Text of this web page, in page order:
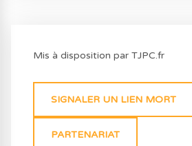
Mis à disposition par TJPC.fr
SIGNALER UN LIEN MORT
PARTENARIAT